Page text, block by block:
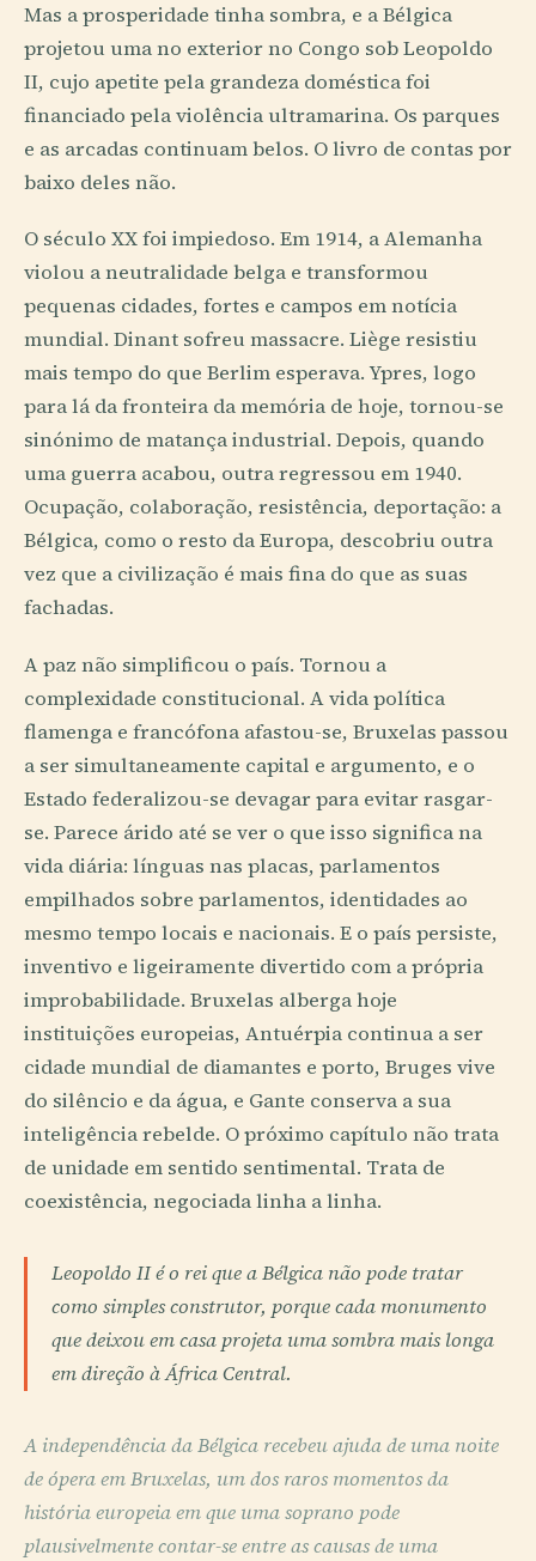
Mas a prosperidade tinha sombra, e a Bélgica
projetou uma no exterior no Congo sob Leopoldo
II, cujo apetite pela grandeza doméstica foi
financiado pela violência ultramarina. Os parques
e as arcadas continuam belos. O livro de contas por
baixo deles não.
O século XX foi impiedoso. Em 1914, a Alemanha
violou a neutralidade belga e transformou
pequenas cidades, fortes e campos em notícia
mundial. Dinant sofreu massacre. Liège resistiu
mais tempo do que Berlim esperava. Ypres, logo
para lá da fronteira da memória de hoje, tornou-se
sinónimo de matança industrial. Depois, quando
uma guerra acabou, outra regressou em 1940.
Ocupação, colaboração, resistência, deportação: a
Bélgica, como o resto da Europa, descobriu outra
vez que a civilização é mais fina do que as suas
fachadas.
A paz não simplificou o país. Tornou a
complexidade constitucional. A vida política
flamenga e francófona afastou-se, Bruxelas passou
a ser simultaneamente capital e argumento, e o
Estado federalizou-se devagar para evitar rasgar-
se. Parece árido até se ver o que isso significa na
vida diária: línguas nas placas, parlamentos
empilhados sobre parlamentos, identidades ao
mesmo tempo locais e nacionais. E o país persiste,
inventivo e ligeiramente divertido com a própria
improbabilidade. Bruxelas alberga hoje
instituições europeias, Antuérpia continua a ser
cidade mundial de diamantes e porto, Bruges vive
do silêncio e da água, e Gante conserva a sua
inteligência rebelde. O próximo capítulo não trata
de unidade em sentido sentimental. Trata de
coexistência, negociada linha a linha.
Leopoldo II é o rei que a Bélgica não pode tratar
como simples construtor, porque cada monumento
que deixou em casa projeta uma sombra mais longa
em direção à África Central.
A independência da Bélgica recebeu ajuda de uma noite
de ópera em Bruxelas, um dos raros momentos da
história europeia em que uma soprano pode
plausivelmente contar-se entre as causas de uma